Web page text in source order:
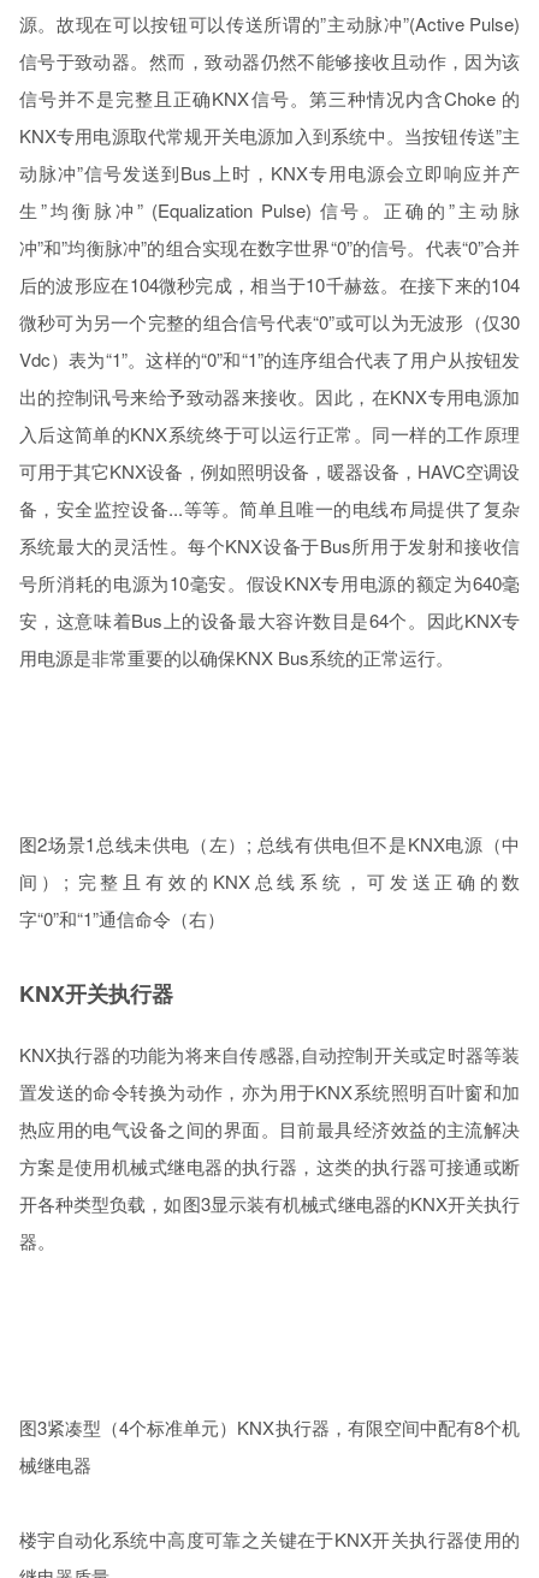
源。故现在可以按钮可以传送所谓的”主动脉冲”(Active Pulse)
信号于致动器。然而，致动器仍然不能够接收且动作，因为该
信号并不是完整且正确KNX信号。第三种情况内含Choke 的
KNX专用电源取代常规开关电源加入到系统中。当按钮传送”主
动脉冲”信号发送到Bus上时，KNX专用电源会立即响应并产
生”均衡脉冲” (Equalization Pulse) 信号。正确的”主动脉
冲”和”均衡脉冲”的组合实现在数字世界“0”的信号。代表“0”合并
后的波形应在104微秒完成，相当于10千赫兹。在接下来的104
微秒可为另一个完整的组合信号代表“0”或可以为无波形（仅30
Vdc）表为“1”。这样的“0”和“1”的连序组合代表了用户从按钮发
出的控制讯号来给予致动器来接收。因此，在KNX专用电源加
入后这简单的KNX系统终于可以运行正常。同一样的工作原理
可用于其它KNX设备，例如照明设备，暖器设备，HAVC空调设
备，安全监控设备...等等。简单且唯一的电线布局提供了复杂
系统最大的灵活性。每个KNX设备于Bus所用于发射和接收信
号所消耗的电源为10毫安。假设KNX专用电源的额定为640毫
安，这意味着Bus上的设备最大容许数目是64个。因此KNX专
用电源是非常重要的以确保KNX Bus系统的正常运行。
图2场景1总线未供电（左）; 总线有供电但不是KNX电源（中
间）; 完整且有效的KNX总线系统，可发送正确的数
字“0”和“1”通信命令（右）
KNX开关执行器
KNX执行器的功能为将来自传感器,自动控制开关或定时器等装
置发送的命令转换为动作，亦为用于KNX系统照明百叶窗和加
热应用的电气设备之间的界面。目前最具经济效益的主流解决
方案是使用机械式继电器的执行器，这类的执行器可接通或断
开各种类型负载，如图3显示装有机械式继电器的KNX开关执行
器。
图3紧凑型（4个标准单元）KNX执行器，有限空间中配有8个机
械继电器
楼宇自动化系统中高度可靠之关键在于KNX开关执行器使用的